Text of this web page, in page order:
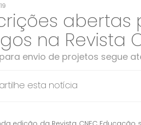
na Revista
envio de projetos segue
esta notícia